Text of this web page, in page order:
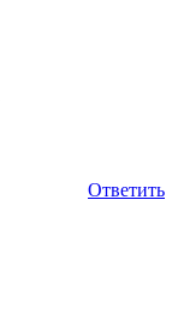
Ответить